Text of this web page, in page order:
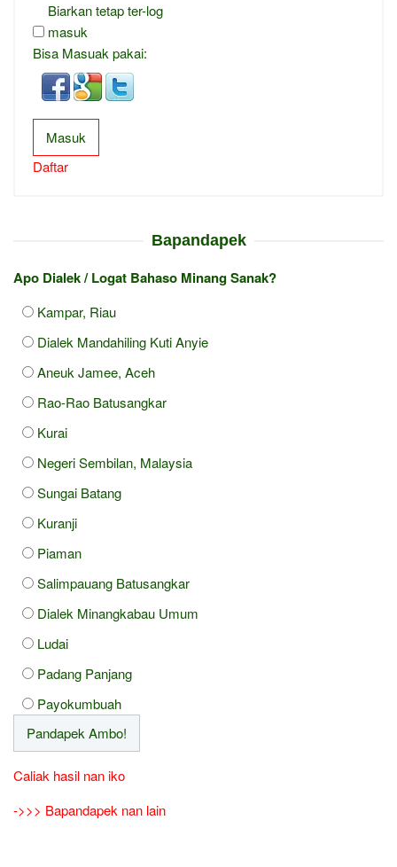
Biarkan tetap ter-log
masuk
Bisa Masuak pakai:
Masuk
Daftar
Bapandapek
Apo Dialek / Logat Bahaso Minang Sanak?
Kampar, Riau
Dialek Mandahiling Kuti Anyie
Aneuk Jamee, Aceh
Rao-Rao Batusangkar
Kurai
Negeri Sembilan, Malaysia
Sungai Batang
Kuranji
Piaman
Salimpauang Batusangkar
Dialek Minangkabau Umum
Ludai
Padang Panjang
Payokumbuah
Caliak hasil nan iko
->>> Bapandapek nan lain